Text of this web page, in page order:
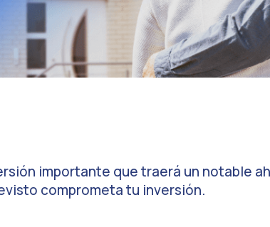
importante que traerá un notable
comprometa tu inversión.